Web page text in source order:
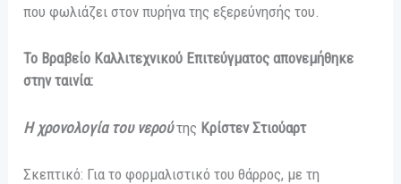
που φωλιάζει στον πυρήνα της εξερεύνησής του.
Το Βραβείο Καλλιτεχνικού Επιτεύγματος απονεμήθηκε
στην ταινία:
Η χρονολογία του νερούτης Κρίστεν Στιούαρτ
Σκεπτικό: Για το φορμαλιστικό του θάρρος, με τη